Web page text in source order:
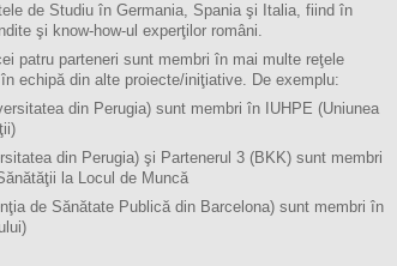
de Studiu în Germania, Spania şi Italia, fiind în
şi know-how-ul experţilor români.
patru parteneri sunt membri în mai multe reţele
echipă din alte proiecte/iniţiative. De exemplu:
din Perugia) sunt membri în IUHPE (Uniunea
din Perugia) şi Partenerul 3 (BKK) sunt membri
la Locul de Muncă
de Sănătate Publică din Barcelona) sunt membri în